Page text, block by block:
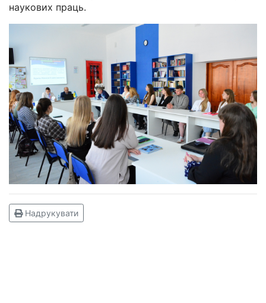
наукових праць.
Надрукувати